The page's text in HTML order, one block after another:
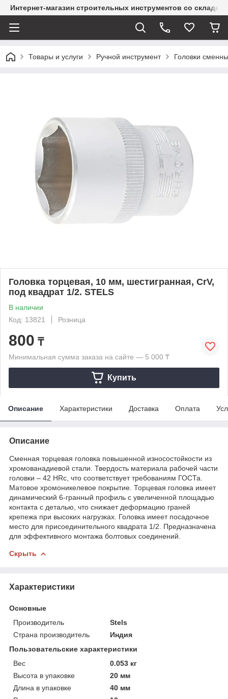
Интернет-магазин строительных инструментов со склада
Товары и услуги Ручной инструмент Головки
Головка торцевая, 10 мм, шестигранная, CrV,
под квадрат 1/2. STELS
В наличии
Код: 13821
Розница
800 ₸
Минимальная сумма заказа на сайте — 5 000 ₸
Купить
Описание Характеристики Доставка Оплата
Описание
Сменная торцевая головка повышенной износостойкости из
хромованадиевой стали. Твердость материала рабочей части
головки – 42 HRс, что соответствует требованиям ГОСТа.
Матовое хромоникелевое покрытие. Торцевая головка имеет
динамический 6-гранный профиль с увеличенной площадью
контакта с деталью, что снижает деформацию граней
крепежа при высоких нагрузках. Головка имеет посадочное
место для присоединительного квадрата 1/2. Предназначена
для эффективного монтажа болтовых соединений.
Скрыть
Характеристики
Основные
Производитель
Stels
Страна производитель
Индия
Пользовательские характеристики
Вес
0.053 кг
Высота в упаковке
20 мм
Длина в упаковке
40 мм